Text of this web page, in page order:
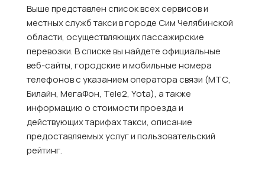
Выше представлен список всех сервисов и
местных служб такси в городе Сим Челябинской
области, осуществляющих пассажирские
перевозки. В списке вы найдете официальные
веб-сайты, городские и мобильные номера
телефонов с указанием оператора связи (МТС,
Билайн, МегаФон, Tele2, Yota), а также
информацию о стоимости проезда и
действующих тарифах такси, описание
предоставляемых услуг и пользовательский
рейтинг.